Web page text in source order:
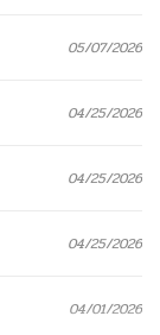
05/07/2026
04/25/2026
04/25/2026
04/25/2026
04/01/2026